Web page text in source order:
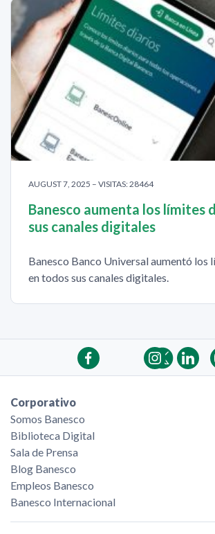
AUGUST 7, 2025 – VISITAS: 28464
Banesco aumenta los límites
sus canales digitales
Banesco Banco Universal aumentó los
en todos sus canales digitales.
Corporativo
Somos Banesco
Biblioteca Digital
Sala de Prensa
Blog Banesco
Empleos Banesco
Banesco Internacional